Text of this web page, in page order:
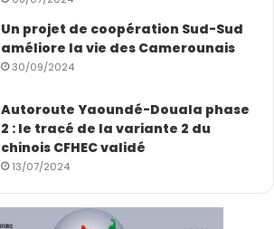
Un projet de coopération Sud-Sud
améliore la vie des Camerounais
30/09/2024
Autoroute Yaoundé-Douala phase
2 : le tracé de la variante 2 du
chinois CFHEC validé
13/07/2024